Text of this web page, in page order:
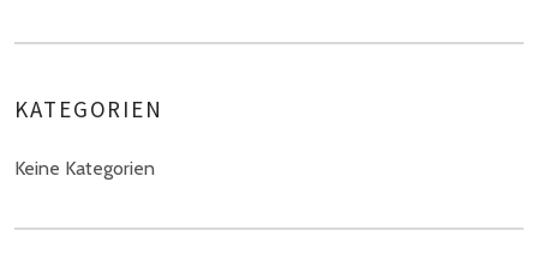
KATEGORIEN
Keine Kategorien